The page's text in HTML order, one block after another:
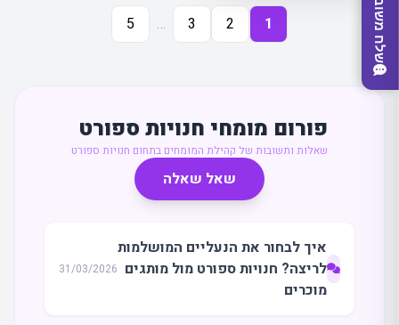
1
2
3
…
5
פורום מומחי חנויות ספורט
שאלות ותשובות של קהילת המומחים בתחום חנויות ספורט
שאל שאלה
איך לבחור את הנעליים המושלמות
לריצה? חנויות ספורט מול מותגים
מוכרים
31/03/2026
שלח משוב